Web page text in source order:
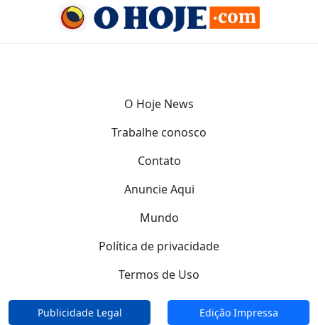
O Hoje News
Trabalhe conosco
Contato
Anuncie Aqui
Mundo
Política de privacidade
Termos de Uso
Publicidade Legal Edição Impressa